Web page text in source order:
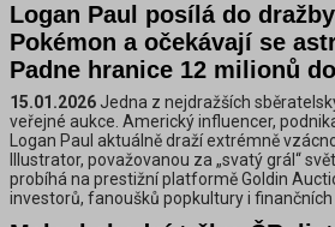
Logan Paul posílá do
Pokémon a očekávají se
Padne hranice 12 milionů
15.01.2026Jedna z nejdražších
veřejné aukce. Americký influencer,
Logan Paul aktuálně draží extrémně
Illustrator, považovanou za „svatý grál“
probíhá na prestižní platformě Goldin
investorů, fanoušků popkultury i